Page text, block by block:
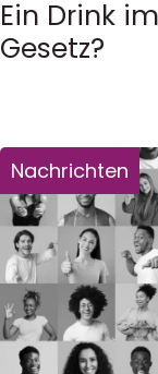
Ein Drink
Gesetz?
Nachrichten